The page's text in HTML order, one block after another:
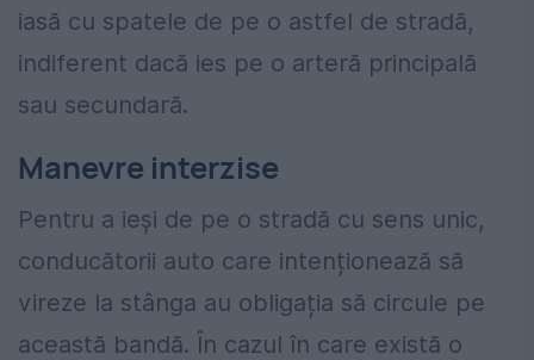
iasă cu spatele de pe o astfel de stradă,
indiferent dacă ies pe o arteră principală
sau secundară.
Manevre interzise
Pentru a ieși de pe o stradă cu sens unic,
conducătorii auto care intenționează să
vireze la stânga au obligația să circule pe
această bandă. În cazul în care există o